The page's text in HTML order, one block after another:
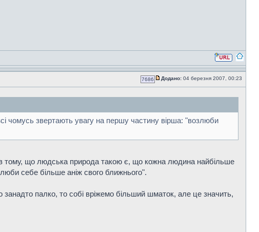
7686 Додано: 04 березня 2007, 00:23
чомусь звертають увагу на першу частину вірша: "возлюби
тому, що людська природа такою є, що кожна людина найбільше
себе більше аніж свого ближнього".
палко, то собі вріжемо більший шматок, але це значить,